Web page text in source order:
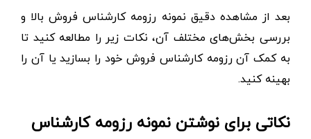
بعد از مشاهده دقیق نمونه رزومه کارشناس فروش بالا و
بررسی بخش‌های مختلف آن، نکات زیر را مطالعه کنید تا
به کمک آن رزومه کارشناس فروش خود را بسازید یا آن را
بهینه کنید.
نکاتی برای نوشتن نمونه رزومه کارشناس